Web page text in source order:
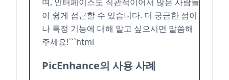
이 쉽게 접근할 수 있습니다. 더 궁금한 점이
나 특정 기능에 대해 알고 싶으시면 말씀해
주세요!```html
PicEnhance의 사용 사례